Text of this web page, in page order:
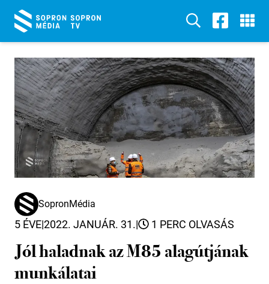
SopronMédia
5 ÉVE|2022. JANUÁR. 31.| 1 PERC OLVASÁS
Jól haladnak az M85 alagútjának
munkálatai